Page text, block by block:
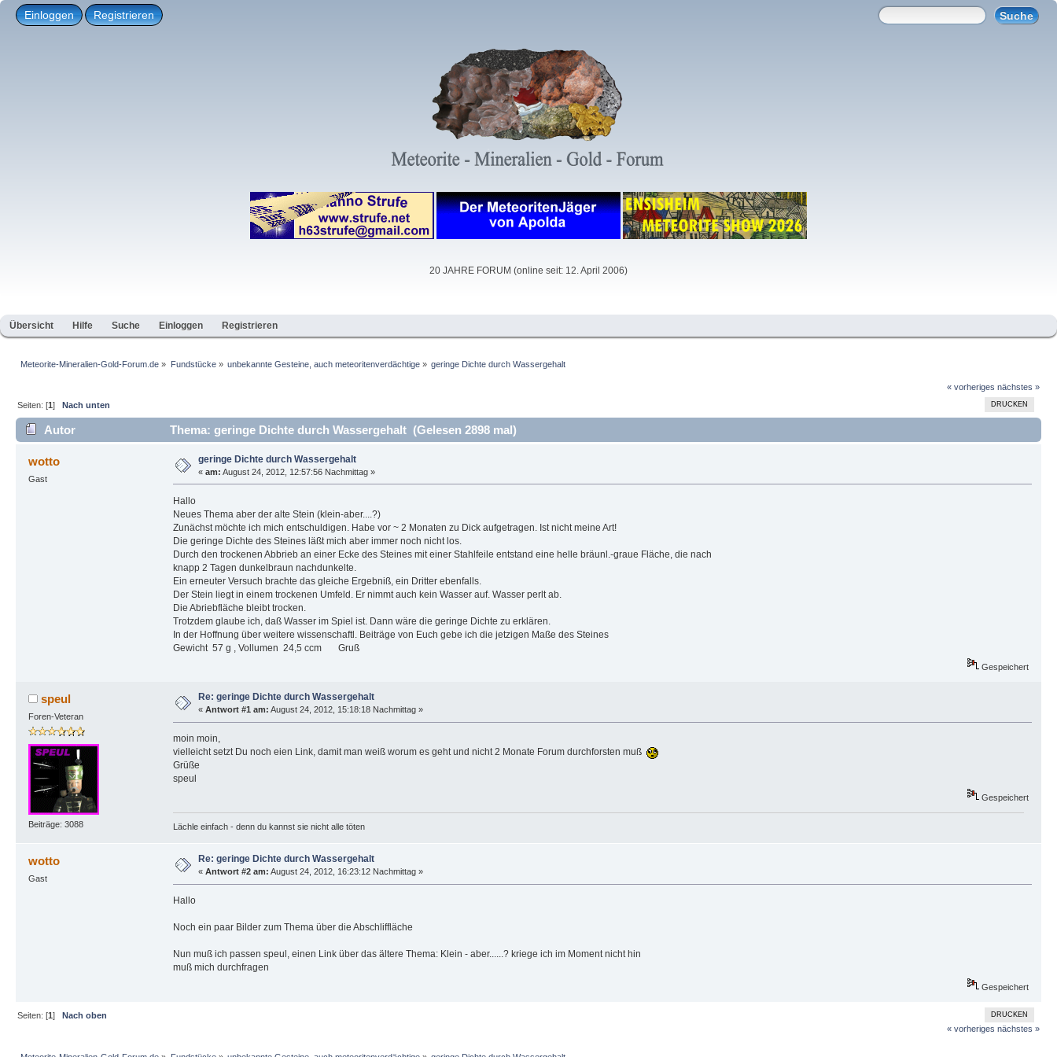
Einloggen Registrieren
20 JAHRE FORUM (online seit: 12. April 2006)
Übersicht Hilfe Suche Einloggen Registrieren
Meteorite-Mineralien-Gold-Forum.de » Fundstücke» unbekannte Gesteine, auch meteoritenverdächtige» geringe Dichte durch Wassergehalt
« vorheriges nächstes »
DRUCKEN
Seiten: [1]Nach unten
Autor Thema: geringe Dichte durch Wassergehalt (Gelesen 2898 mal)
wotto
Gast
geringe Dichte durch Wassergehalt
« am: August 24, 2012, 12:57:56 Nachmittag »
Hallo
Neues Thema aber der alte Stein (klein-aber....?)
Zunächst möchte ich mich entschuldigen. Habe vor ~ 2 Monaten zu Dick aufgetragen. Ist nicht meine Art!
Die geringe Dichte des Steines läßt mich aber immer noch nicht los.
Durch den trockenen Abbrieb an einer Ecke des Steines mit einer Stahlfeile entstand eine helle bräunl.-graue Fläche, die nach
knapp 2 Tagen dunkelbraun nachdunkelte.
Ein erneuter Versuch brachte das gleiche Ergebniß, ein Dritter ebenfalls.
Der Stein liegt in einem trockenen Umfeld. Er nimmt auch kein Wasser auf. Wasser perlt ab.
Die Abriebfläche bleibt trocken.
Trotzdem glaube ich, daß Wasser im Spiel ist. Dann wäre die geringe Dichte zu erklären.
In der Hoffnung über weitere wissenschaftl. Beiträge von Euch gebe ich die jetzigen Maße des Steines
Gewicht 57 g , Vollumen 24,5 ccm Gruß
Gespeichert
speul
Foren-Veteran
Beiträge: 3088
Re: geringe Dichte durch Wassergehalt
« Antwort #1 am: August 24, 2012, 15:18:18 Nachmittag »
moin moin,
vielleicht setzt Du noch eien Link, damit man weiß worum es geht und nicht 2 Monate Forum durchforsten muß
Grüße
speul
Gespeichert
Lächle einfach - denn du kannst sie nicht alle töten
wotto
Gast
Re: geringe Dichte durch Wassergehalt
« Antwort #2 am: August 24, 2012, 16:23:12 Nachmittag »
Hallo
Noch ein paar Bilder zum Thema über die Abschliffläche
Nun muß ich passen speul, einen Link über das ältere Thema: Klein - aber......? kriege ich im Moment nicht hin
muß mich durchfragen
Gespeichert
DRUCKEN
Seiten: [1]Nach oben
« vorheriges nächstes »